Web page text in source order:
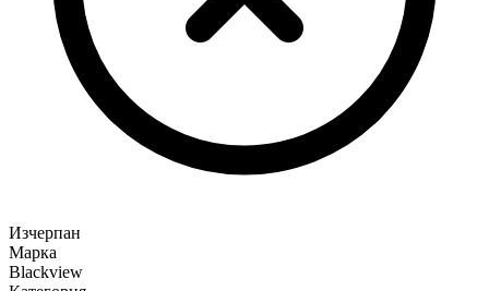
Изчерпан
Марка
Blackview